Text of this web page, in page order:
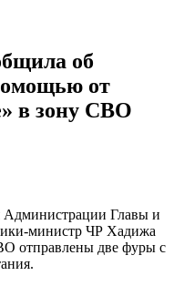
об
от
в зону СВО
Администрации Главы и
министр ЧР Хадижа
отправлены две фуры с